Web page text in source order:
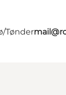
Tønder